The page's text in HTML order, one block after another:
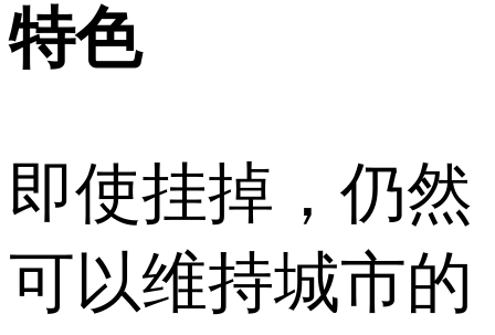
特色
即使挂掉，仍然
可以维持城市的